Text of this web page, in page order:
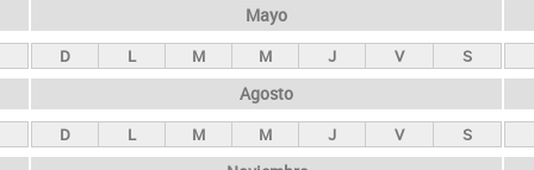
Mayo
D L M M J V S
Agosto
D L M M J V S